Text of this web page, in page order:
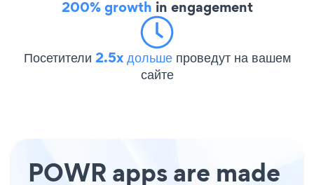
200% growth in engagement
Посетители 2.5x дольше проведут на вашем
сайте
POWR apps are made